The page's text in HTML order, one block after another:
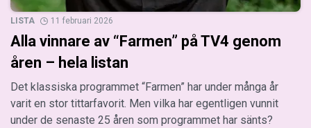
LISTA 11 februari 2026
Alla vinnare av “Farmen” på TV4 genom
åren – hela listan
Det klassiska programmet “Farmen” har under många år
varit en stor tittarfavorit. Men vilka har egentligen vunnit
under de senaste 25 åren som programmet har sänts?